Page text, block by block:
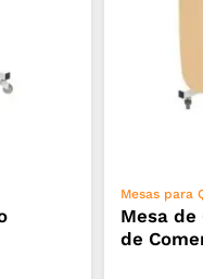
Mesas para
Mesa de
de